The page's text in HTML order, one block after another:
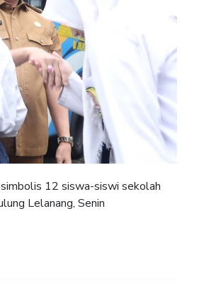
12 siswa-siswi sekolah
Lelanang, Senin